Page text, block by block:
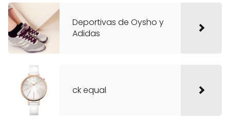
Deportivas de Oysho y
Adidas
ck equal